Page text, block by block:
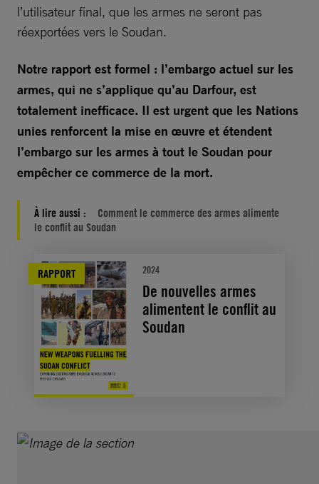
l’utilisateur final, que les armes ne seront pas
réexportées vers le Soudan.
Notre rapport est formel : l’embargo actuel sur les
armes, qui ne s’applique qu’au Darfour, est
totalement inefficace. Il est urgent que les Nations
unies renforcent la mise en œuvre et étendent
l’embargo sur les armes à tout le Soudan pour
empêcher ce commerce de la mort.
À lire aussi :
Comment le commerce des armes alimente
le conflit au Soudan
RAPPORT 2024
De nouvelles armes
alimentent le conflit au
Soudan